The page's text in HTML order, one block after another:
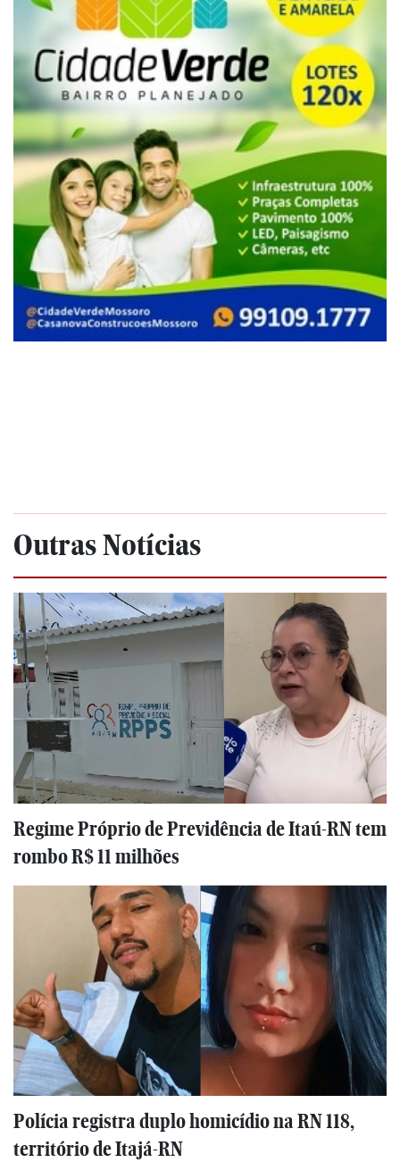
Outras Notícias
Regime Próprio de Previdência de Itaú-RN tem
rombo R$ 11 milhões
Polícia registra duplo homicídio na RN 118,
território de Itajá-RN